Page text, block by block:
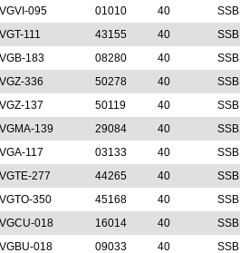
VGVI-095 01010 40 SSB
VGT-111 43155 40 SSB
VGB-183 08280 40 SSB
VGZ-336 50278 40 SSB
VGZ-137 50119 40 SSB
VGMA-139 29084 40 SSB
VGA-117 03133 40 SSB
VGTE-277 44265 40 SSB
VGTO-350 45168 40 SSB
VGCU-018 16014 40 SSB
VGBU-018 09033 40 SSB